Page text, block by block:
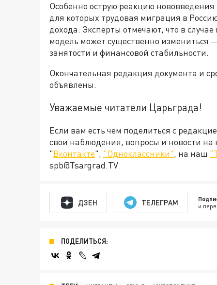
Особенно острую реакцию
для которых трудовая миграция в
дохода. Эксперты отмечают, что в
модель может существенно измениться
занятости и финансовой стабильности.
Окончательная редакция документа и
объявлены.
Уважаемые читатели Царьграда!
Если вам есть чем поделиться с
свои наблюдения, вопросы и новости
"Вконтакте", "Одноклассники", на наш
spb@Tsargrad.TV
ДЗЕН ТЕЛЕГРАМ и
ПОДЕЛИТЬСЯ: